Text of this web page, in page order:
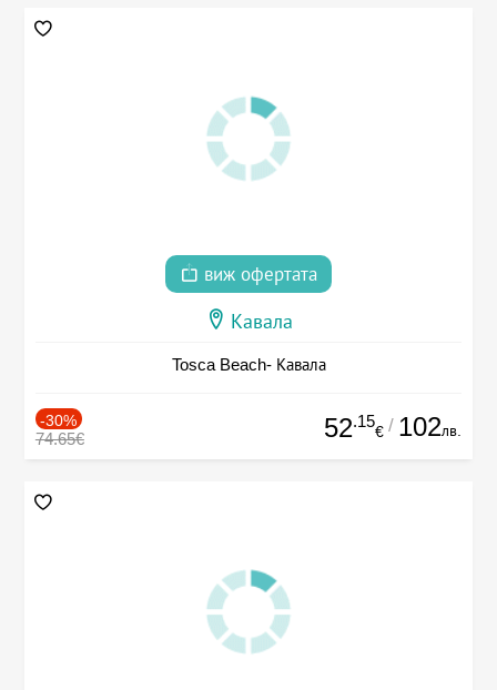
виж офертата
Кавала
Tosca Beach- Кавала
-30%
74.65€ 52.15
€ / 102лв.